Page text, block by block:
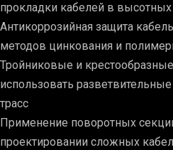
прокладки кабелей в высотных
Антикоррозийная защита
методов цинкования и
Тройниковые и
использовать
трасс
Применение поворотных
проектировании сложных